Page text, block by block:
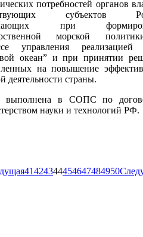
потребностей органов
субъектов
при
морской
управления
океан” и при принятии
на повышение
деятельности страны.
выполнена в СОПС по
науки и технологий РФ.
41424344454647484950